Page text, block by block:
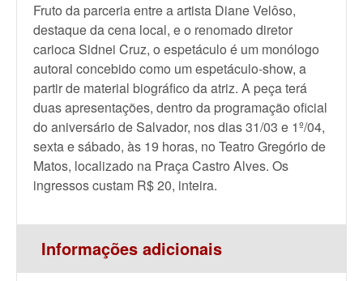
Fruto da parceria entre a artista Diane Velôso,
destaque da cena local, e o renomado diretor
carioca Sidnei Cruz, o espetáculo é um monólogo
autoral concebido como um espetáculo-show, a
partir de material biográfico da atriz. A peça terá
duas apresentações, dentro da programação oficial
do aniversário de Salvador, nos dias 31/03 e 1º/04,
sexta e sábado, às 19 horas, no Teatro Gregório de
Matos, localizado na Praça Castro Alves. Os
ingressos custam R$ 20, inteira.
Informações adicionais